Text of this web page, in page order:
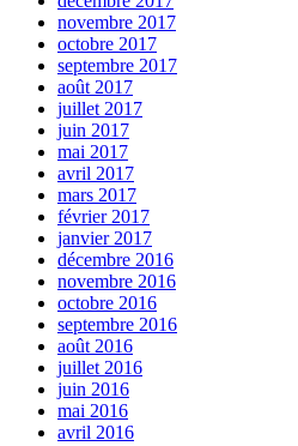
novembre 2017
octobre 2017
septembre 2017
août 2017
juillet 2017
juin 2017
mai 2017
avril 2017
mars 2017
février 2017
janvier 2017
décembre 2016
novembre 2016
octobre 2016
septembre 2016
août 2016
juillet 2016
juin 2016
mai 2016
avril 2016